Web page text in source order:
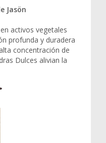
Jasön
activos vegetales
profunda y duradera
concentración de
Dulces alivian la